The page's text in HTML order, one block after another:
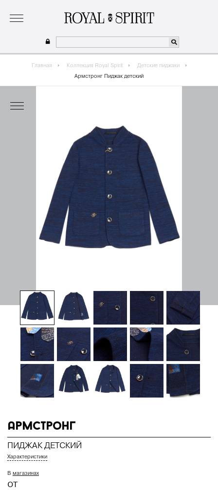
сотрудничество где купить
Главная Коллекция Royal Spirit
Детские пиджаки
Армстронг Пиджак детский
Армстронг
ПИДЖАК ДЕТСКИЙ
Характеристики
В магазинах
от